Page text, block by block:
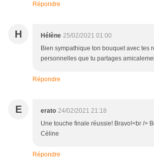
Répondre
H Hélène 25/02/2021 01:00
Bien sympathique ton bouquet avec tes
personnelles que tu partages
Répondre
E erato 24/02/2021 21:18
Une touche finale réussie! Bravo!<br />
Céline
Répondre